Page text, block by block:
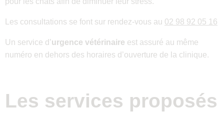
Les consultations se font sur rendez-vous au 02 98 92 05 16
Un service d’urgence vétérinaire est assuré au même
numéro en dehors des horaires d’ouverture de la clinique.
Les services proposés